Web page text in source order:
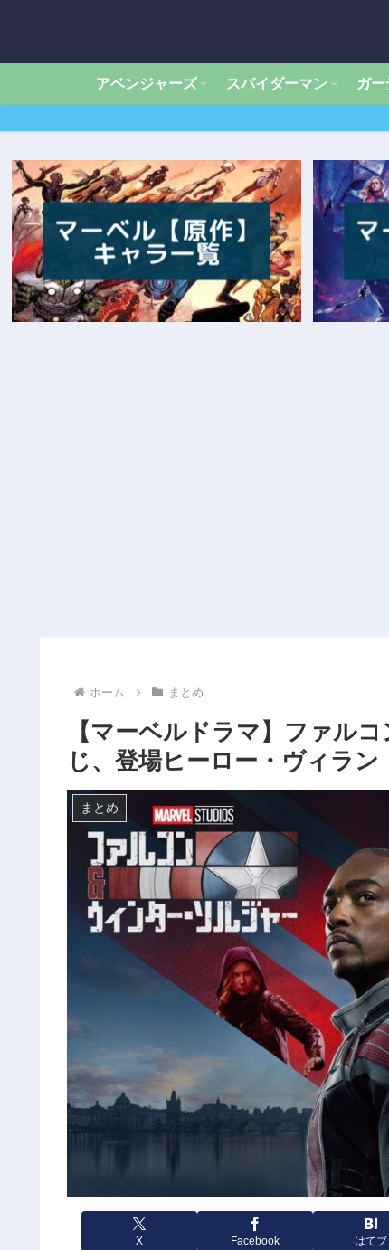
アベンジャーズ スパイダーマン ガ
ホーム まとめ
【マーベルドラマ】ファル
じ、登場ヒーロー・ヴィラン
まとめ
X Facebook はてブ